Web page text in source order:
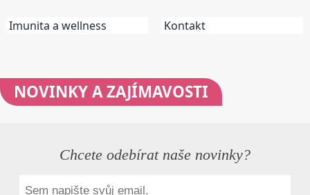
Imunita a wellness Kontakt
NOVINKYA ZAJÍMAVOSTI
Chcete odebírat naše novinky?